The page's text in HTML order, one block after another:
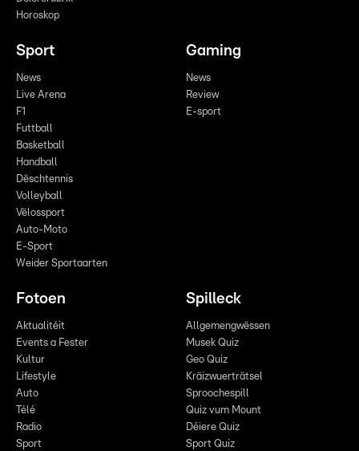
Horoskop
Sport
News
Live Arena
F1
Futtball
Basketball
Handball
Dëschtennis
Volleyball
Vëlossport
Auto-Moto
E-Sport
Weider Sportaarten
Gaming
News
Review
E-sport
Fotoen
Aktualitéit
Events a Fester
Kultur
Lifestyle
Auto
Télé
Radio
Sport
Spilleck
Allgemengwëssen
Musek Quiz
Geo Quiz
Kräizwuerträtsel
Sproochespill
Quiz vum Mount
Déiere Quiz
Sport Quiz